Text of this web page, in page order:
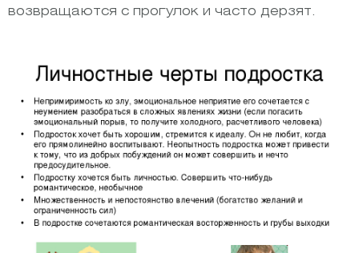
возвращаются с прогулок и часто дерзят.